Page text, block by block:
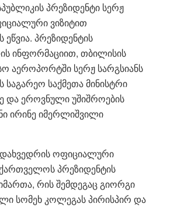
პრეზიდენტი სერჟ
ვიზიტით
პრეზიდენტის
ინფორმაციით, თბილისის
აეროპორტში სერჟ სარგსიანს
საქმეთა მინისტრი
და ეროვნული უშიშროების
ირინე იმერლიშვილი
ოფიციალური
პრეზიდენტის
რის შემდეგაც გიორგი
სომეხ კოლეგას პირისპირ და